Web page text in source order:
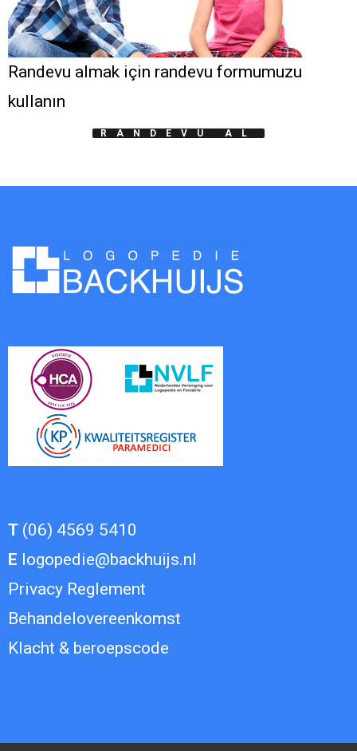
Randevu almak için randevu formumuzu
kullanın
RANDEVU AL
T (06) 4569 5410
E logopedie@backhuijs.nl
Privacy Reglement
Behandelovereenkomst
Klacht & beroepscode